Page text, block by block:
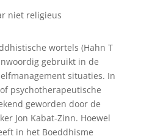
niet religieus
wortels (Hahn T
gebruikt in de
situaties. In
psychotherapeutische
geworden door de
Jon Kabat-Zinn. Hoewel
in het Boeddhisme